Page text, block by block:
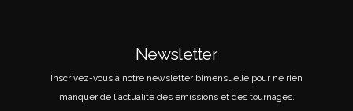
Newsletter
Inscrivez-vous à notre newsletter bimensuelle pour ne rien
manquer de l'actualité des émissions et des tournages.